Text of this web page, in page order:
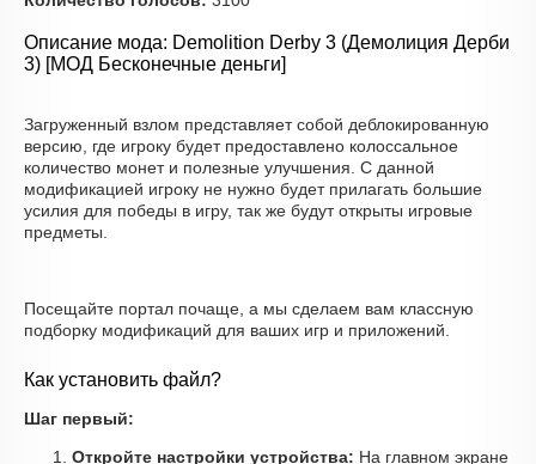
Описание мода: Demolition Derby 3 (Демолиция Дерби
3) [МОД Бесконечные деньги]
Загруженный взлом представляет собой деблокированную
версию, где игроку будет предоставлено колоссальное
количество монет и полезные улучшения. С данной
модификацией игроку не нужно будет прилагать большие
усилия для победы в игру, так же будут открыты игровые
предметы.
Посещайте портал почаще, а мы сделаем вам классную
подборку модификаций для ваших игр и приложений.
Как установить файл?
Шаг первый:
Откройте настройки устройства: На главном экране